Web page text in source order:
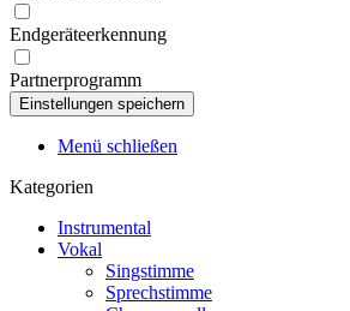
Endgeräteerkennung
Partnerprogramm
Menü schließen
Kategorien
Instrumental
Vokal
Singstimme
Sprechstimme